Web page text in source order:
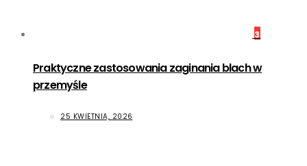
3
Praktyczne zastosowania zaginania blach w
przemyśle
25 KWIETNIA, 2026